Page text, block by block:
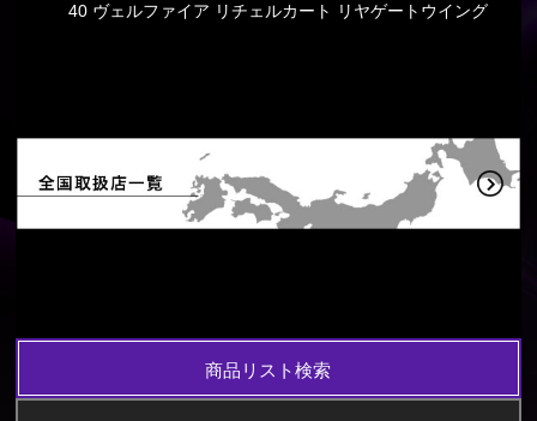
40 ヴェルファイア リチェルカート リヤゲートウイング
商品リスト検索